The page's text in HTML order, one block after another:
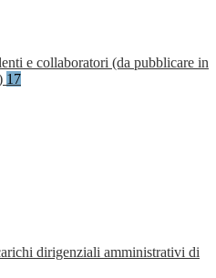
e collaboratori (da pubblicare in
17
dirigenziali amministrativi di